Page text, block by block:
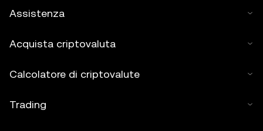
Assistenza
Acquista criptovaluta
Calcolatore di criptovalute
Trading